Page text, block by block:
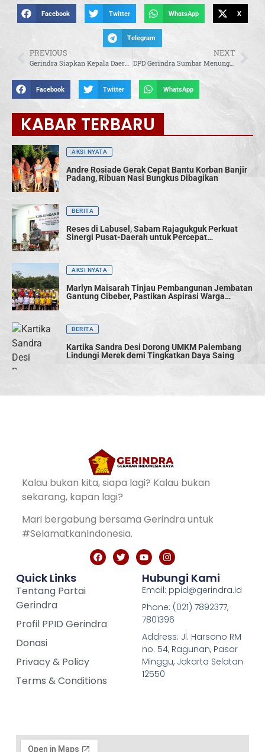
Facebook Twitter WhatsApp X
Telegram
PREVIOUS
Gerindra Siapkan Kepala Daerah Untuk Kepentingan Seluruh Rakyat
NEXT
DPD Gerindra Sumbar Menunggu Arahan Prabowo Subianto Untuk Calonkan Andre Rosiade Pada Pilgub 2024
Facebook Twitter WhatsApp
KABAR TERBARU
AKSI NYATA
Andre Rosiade Gerak Cepat Bantu Korban Banjir
Padang, Ribuan Nasi Bungkus Dibagikan
BERITA
Reses di Labusel, Sabam Rajagukguk Perkuat
Sinergi Pusat-Daerah untuk Percepat
AKSI NYATA
Marlyn Maisarah Tinjau Pembangunan Jembatan
Gantung Cibeber, Pastikan Aspirasi Warga
BERITA
Kartika Sandra Desi Dorong UMKM Palembang
Lindungi Merek demi Tingkatkan Daya Saing
Kalau bukan kita, siapa lagi? Kalau bukan
sekarang, kapan lagi?
Mari bergabung bersama Gerindra untuk
#SelamatkanIndonesia.
Quick Links
Tentang Partai
Gerindra
Profil PPID Gerindra
Donasi
Privacy & Policy
Terms & Conditions
Hubungi Kami
Email: ppid@gerindra.id
Phone: (021) 7892377,
7801396
Address: Jl. Harsono RM
no. 54, Ragunan, Pasar
Minggu, Jakarta Selatan
12550